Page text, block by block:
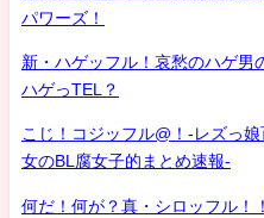
パワーズ！
新・ハゲッフル！哀愁のハゲ男
ハゲっTEL？
こじ！コジッフル@！-レズっ
女のBL腐女子的まとめ速報-
何だ！何が？真・シロッフ